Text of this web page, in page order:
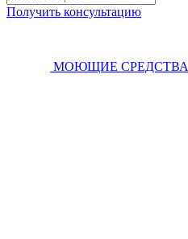
Получить консультацию
МОЮЩИЕ СРЕДСТВА